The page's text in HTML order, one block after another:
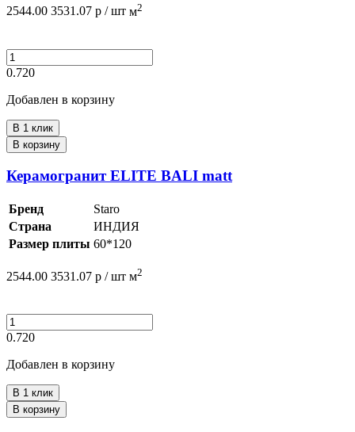
2544.00 3531.07 р / шт м2
0.720
Добавлен в корзину
В 1 клик
В корзину
Керамогранит ELITE BALI matt
Бренд
Staro
Страна
ИНДИЯ
Размер плиты 60*120
2544.00 3531.07 р / шт м2
0.720
Добавлен в корзину
В 1 клик
В корзину